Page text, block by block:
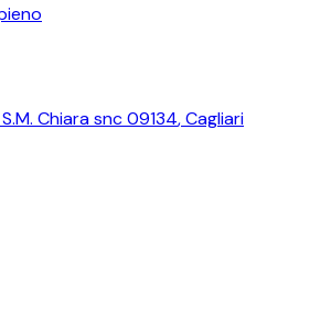
Chiara snc 09134,Cagliari